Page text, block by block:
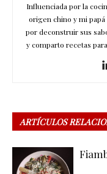
Influenciada por la
origen chino y mi
por deconstruir sus
y comparto recetas
ARTÍCULOS